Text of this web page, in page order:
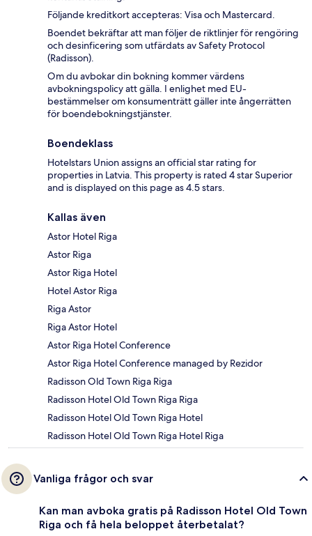
Följande kreditkort accepteras: Visa och Mastercard.
Boendet bekräftar att man följer de riktlinjer för rengöring
och desinficering som utfärdats av Safety Protocol
(Radisson).
Om du avbokar din bokning kommer värdens
avbokningspolicy att gälla. I enlighet med EU-
bestämmelser om konsumenträtt gäller inte ångerrätten
för boendebokningstjänster.
Boendeklass
Hotelstars Union assigns an official star rating for
properties in Latvia. This property is rated 4 star Superior
and is displayed on this page as 4.5 stars.
Kallas även
Astor Hotel Riga
Astor Riga
Astor Riga Hotel
Hotel Astor Riga
Riga Astor
Riga Astor Hotel
Astor Riga Hotel Conference
Astor Riga Hotel Conference managed by Rezidor
Radisson Old Town Riga Riga
Radisson Hotel Old Town Riga Riga
Radisson Hotel Old Town Riga Hotel
Radisson Hotel Old Town Riga Hotel Riga
Vanliga frågor och svar
Kan man avboka gratis på Radisson Hotel Old Town
Riga och få hela beloppet återbetalat?